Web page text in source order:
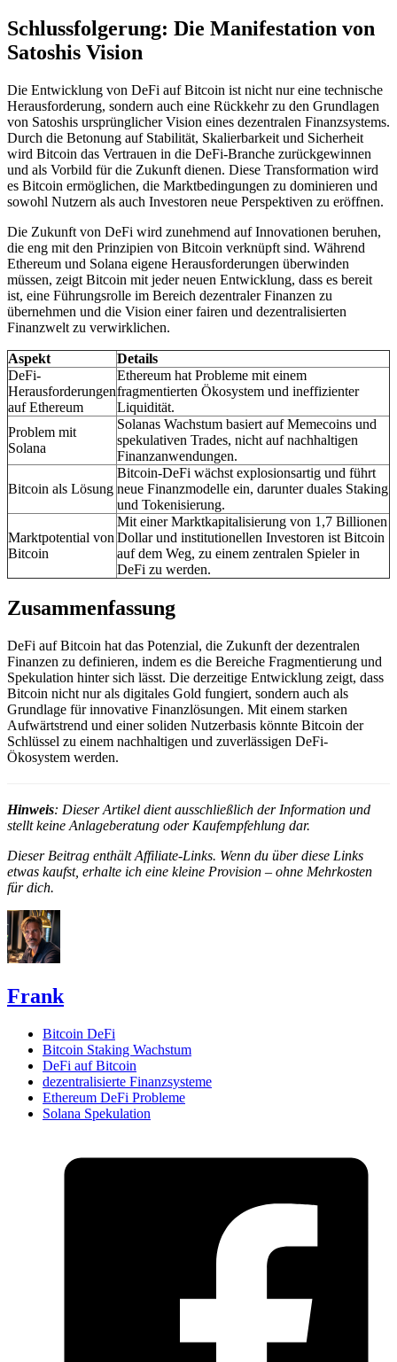
Schlussfolgerung: Die Manifestation von
Satoshis Vision
Die Entwicklung von DeFi auf Bitcoin ist nicht nur eine technische
Herausforderung, sondern auch eine Rückkehr zu den Grundlagen
von Satoshis ursprünglicher Vision eines dezentralen Finanzsystems.
Durch die Betonung auf Stabilität, Skalierbarkeit und Sicherheit
wird Bitcoin das Vertrauen in die DeFi-Branche zurückgewinnen
und als Vorbild für die Zukunft dienen. Diese Transformation wird
es Bitcoin ermöglichen, die Marktbedingungen zu dominieren und
sowohl Nutzern als auch Investoren neue Perspektiven zu eröffnen.
Die Zukunft von DeFi wird zunehmend auf Innovationen beruhen,
die eng mit den Prinzipien von Bitcoin verknüpft sind. Während
Ethereum und Solana eigene Herausforderungen überwinden
müssen, zeigt Bitcoin mit jeder neuen Entwicklung, dass es bereit
ist, eine Führungsrolle im Bereich dezentraler Finanzen zu
übernehmen und die Vision einer fairen und dezentralisierten
Finanzwelt zu verwirklichen.
Aspekt
Details
DeFi-
Herausforderungen
auf Ethereum
Ethereum hat Probleme mit einem
fragmentierten Ökosystem und ineffizienter
Liquidität.
Problem mit
Solana
Solanas Wachstum basiert auf Memecoins und
spekulativen Trades, nicht auf nachhaltigen
Finanzanwendungen.
Bitcoin als Lösung
Bitcoin-DeFi wächst explosionsartig und führt
neue Finanzmodelle ein, darunter duales Staking
und Tokenisierung.
Marktpotential von
Bitcoin
Mit einer Marktkapitalisierung von 1,7 Billionen
Dollar und institutionellen Investoren ist Bitcoin
auf dem Weg, zu einem zentralen Spieler in
DeFi zu werden.
Zusammenfassung
DeFi auf Bitcoin hat das Potenzial, die Zukunft der dezentralen
Finanzen zu definieren, indem es die Bereiche Fragmentierung und
Spekulation hinter sich lässt. Die derzeitige Entwicklung zeigt, dass
Bitcoin nicht nur als digitales Gold fungiert, sondern auch als
Grundlage für innovative Finanzlösungen. Mit einem starken
Aufwärtstrend und einer soliden Nutzerbasis könnte Bitcoin der
Schlüssel zu einem nachhaltigen und zuverlässigen DeFi-
Ökosystem werden.
Hinweis: Dieser Artikel dient ausschließlich der Information und
stellt keine Anlageberatung oder Kaufempfehlung dar.
Dieser Beitrag enthält Affiliate-Links. Wenn du über diese Links
etwas kaufst, erhalte ich eine kleine Provision – ohne Mehrkosten
für dich.
Frank
Bitcoin DeFi
Bitcoin Staking Wachstum
DeFi auf Bitcoin
dezentralisierte Finanzsysteme
Ethereum DeFi Probleme
Solana Spekulation